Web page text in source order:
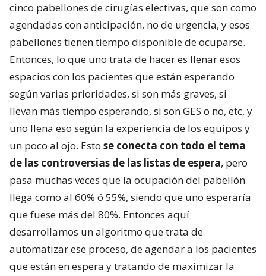
cinco pabellones de cirugías electivas, que son como
agendadas con anticipación, no de urgencia, y esos
pabellones tienen tiempo disponible de ocuparse.
Entonces, lo que uno trata de hacer es llenar esos
espacios con los pacientes que están esperando
según varias prioridades, si son más graves, si
llevan más tiempo esperando, si son GES o no, etc, y
uno llena eso según la experiencia de los equipos y
un poco al ojo. Esto se conecta con todo el tema
de las controversias de las listas de espera, pero
pasa muchas veces que la ocupación del pabellón
llega como al 60% ó 55%, siendo que uno esperaría
que fuese más del 80%. Entonces aquí
desarrollamos un algoritmo que trata de
automatizar ese proceso, de agendar a los pacientes
que están en espera y tratando de maximizar la